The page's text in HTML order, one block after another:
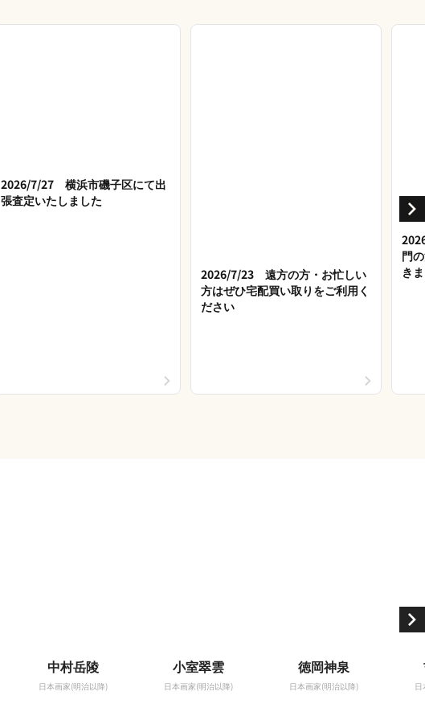
2026/7/27 横浜市磯子区にて出
張査定いたしました
2026/7/23 遠方の方・お忙しい
方はぜひ宅配買い取りをご利用く
ださい
門
き
中村岳陵
日本画家(明治以降)
小室翠雲
日本画家(明治以降)
徳岡神泉
日本画家(明治以降)